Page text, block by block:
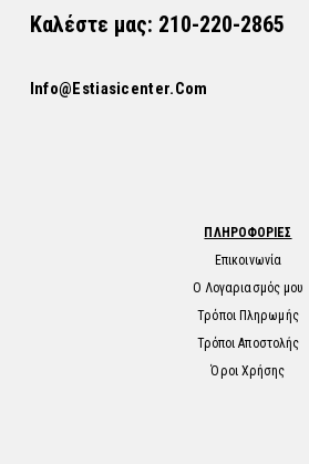
Καλέστε μας: 210-220-2865
Info@estiasicenter.com
ΠΛΗΡΟΦΟΡΙΕΣ
Επικοινωνία
Ο Λογαριασμός μου
Τρόποι Πληρωμής
Τρόποι Αποστολής
Όροι Χρήσης